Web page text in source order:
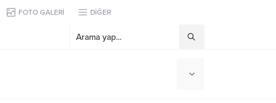
FOTO GALERİ DİĞER